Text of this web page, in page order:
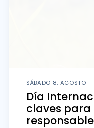
SÁBADO 8, AGOSTO
Día
claves para